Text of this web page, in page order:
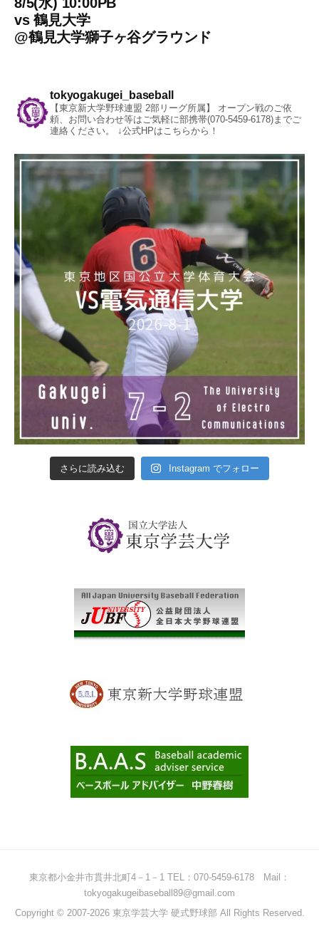
vs鶴見大学
@鶴見大学獅子ヶ谷グラウンド
tokyogakugei_baseball
【東京新大学野球連盟 2部リーグ所属】
オープン戦のご依
頼、お問い合わせ等はご気軽に部携帯(070-5459-6178)までご
連絡ください。
↓公式HPはこちらから！
さらに読み込む Instagram でフォロー
東京都小金井市貫井北町4－1－1 TEL：070-5459-6178 Mail：
tokyogakugeibaseball89@gmail.com
Copyright © 2007-2026 東京学芸大学 硬式野球部 All Rights Reserved.